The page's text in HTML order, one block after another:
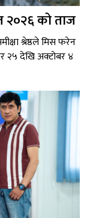
२०२६ को ताज
श्रेष्ठले मिस फरेन
२५ देखि अक्टोबर ४